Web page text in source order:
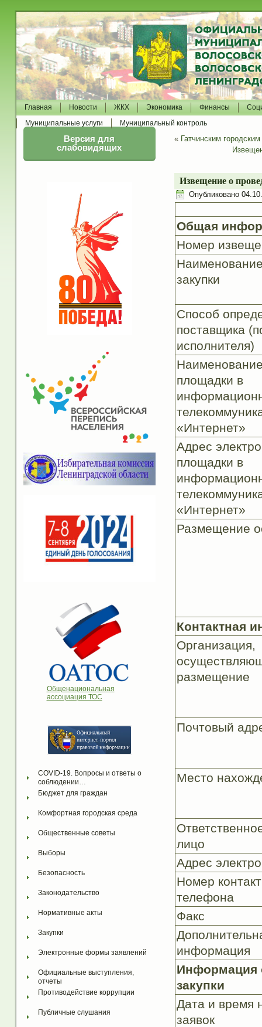
Главная Новости ЖКХ Экономика Финансы
Муниципальные услуги
Муниципальный контроль
Версия для
слабовидящих
Общенациональная
ассоциация ТОС
COVID-19. Вопросы и ответы о
соблюдении…
Бюджет для граждан
Комфортная городская среда
Общественные советы
Выборы
Безопасность
Законодательство
Нормативные акты
Закупки
Электронные формы заявлений
Официальные выступления,
отчеты
Противодействие коррупции
Публичные слушания
« Гатчинским
Извещение о
Опубликовано
Общая
Номер
закупки
Способ
поставщика
исполнителя)
площадки в
«Интернет»
Адрес
площадки в
«Интернет»
Размещение
Контактная
Организация,
размещение
Почтовый
Место
лицо
Адрес
Номер
телефона
Факс
информация
Информация
закупки
Дата и время
заявок